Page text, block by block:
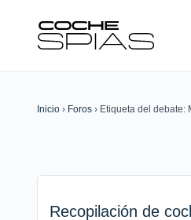
Buscar:
Inicio › Foros › Etiqueta del debate:
Recopilación de